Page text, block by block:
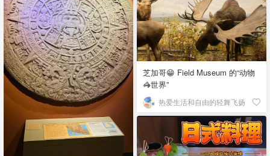
芝加哥😁 Field Museum 的“动物
🦓世界”
热爱生活和自由的轻舞飞扬